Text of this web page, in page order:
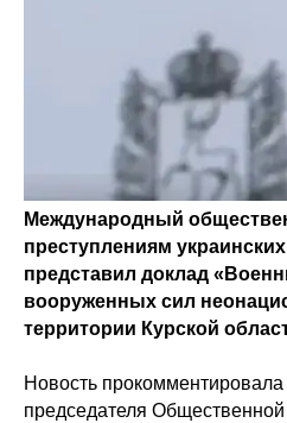
Международный
преступлениям
представил доклад
вооруженных сил
территории Курской
Новость прокомментировала
председателя